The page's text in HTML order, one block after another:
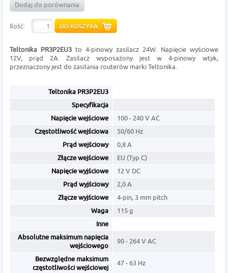
Dodaj do porównania
Ilość:
Teltonika PR3P2EU3 to 4-pinowy zasilacz 24W. Napięcie wyściowe
12V, prąd 2A. Zasilacz wyposażony jest w 4-pinowy wtyk,
przeznaczony jest do zasilania routerów marki Teltonika.
Teltonika PR3P2EU3
Specyfikacja
Napięcie wejściowe
100 - 240 V AC
Częstotliwość wejściowa
50/60 Hz
Prąd wejściowy
0,8 A
Złącze wejściowe
EU (Typ C)
Napięcie wyjściowe
12 V DC
Prąd wyjściowy
2,0 A
Złącze wyjściowe
4-pin, 3 mm pitch
Waga
115 g
Inne
Absolutne maksimum napięcia
wejściowego
90 - 264 V AC
Bezwzględne maksimum
częstotliwości wejściowej
47 - 63 Hz